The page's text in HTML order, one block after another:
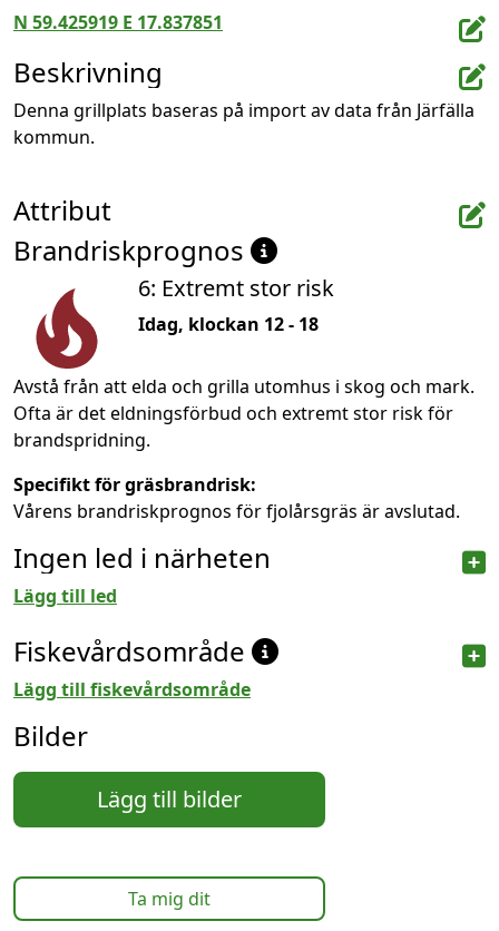
N 59.425919 E 17.837851
Beskrivning
Denna grillplats baseras på import av data från Järfälla
kommun.
Attribut
Brandriskprognos
6: Extremt stor risk
Idag, klockan 12 - 18
Avstå från att elda och grilla utomhus i skog och mark.
Ofta är det eldningsförbud och extremt stor risk för
brandspridning.
Specifikt för gräsbrandrisk:
Vårens brandriskprognos för fjolårsgräs är avslutad.
Ingen led i närheten
Lägg till led
Fiskevårdsområde
Lägg till fiskevårdsområde
Bilder
Lägg till bilder
Ta mig dit